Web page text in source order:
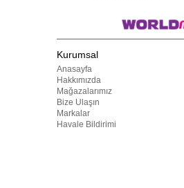
Kurumsal
Anasayfa
Hakkımızda
Mağazalarımız
Bize Ulaşın
Markalar
Havale Bildirimi